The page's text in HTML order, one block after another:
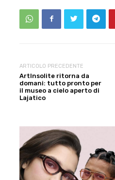
ARTICOLO PRECEDENTE
ArtInsolite ritorna da
domani: tutto pronto per
il museo a cielo aperto di
Lajatico